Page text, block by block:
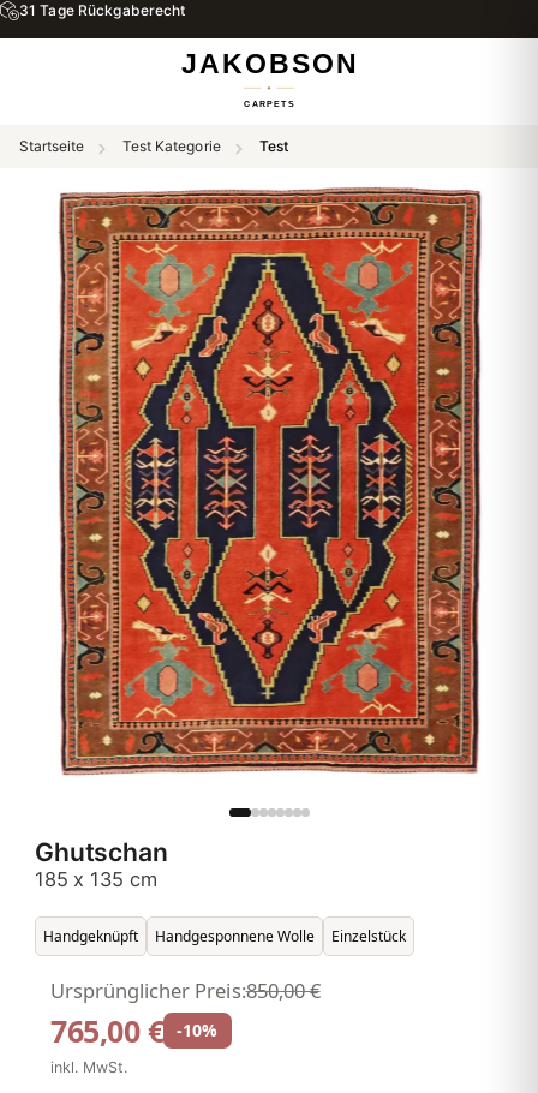
31 Tage Rückgaberecht
Startseite Test Kategorie Test
Ghutschan
185 x 135 cm
Handgeknüpft Handgesponnene Wolle Einzelstück
765,00 €
Ursprünglicher Preis:850,00 €
-10%
inkl. MwSt.